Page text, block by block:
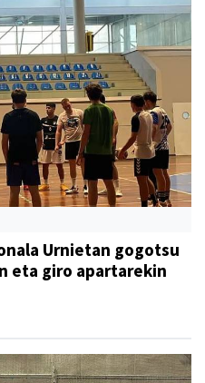
Urnietan gogotsu
eta giro apartarekin